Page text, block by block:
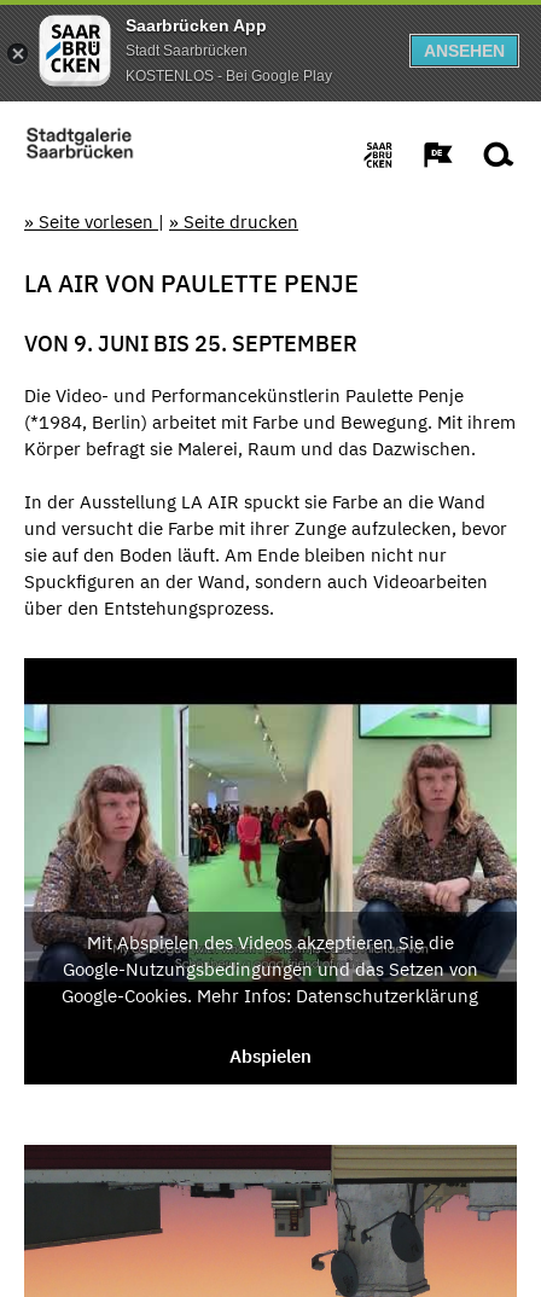
Saarbrücken App
Stadt Saarbrücken
KOSTENLOS - Bei Google Play
ANSEHEN
» Seite vorlesen | » Seite drucken
LA AIR VON PAULETTE PENJE
VON 9. JUNI BIS 25. SEPTEMBER
Die Video- und Performancekünstlerin Paulette Penje
(*1984, Berlin) arbeitet mit Farbe und Bewegung. Mit ihrem
Körper befragt sie Malerei, Raum und das Dazwischen.
In der Ausstellung LA AIR spuckt sie Farbe an die Wand
und versucht die Farbe mit ihrer Zunge aufzulecken, bevor
sie auf den Boden läuft. Am Ende bleiben nicht nur
Spuckfiguren an der Wand, sondern auch Videoarbeiten
über den Entstehungsprozess.
Mit Abspielen des Videos akzeptieren Sie die
Google-Nutzungsbedingungen und das Setzen von
Google-Cookies. Mehr Infos: Datenschutzerklärung
Abspielen